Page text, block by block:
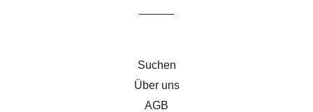
Suchen
Über uns
AGB